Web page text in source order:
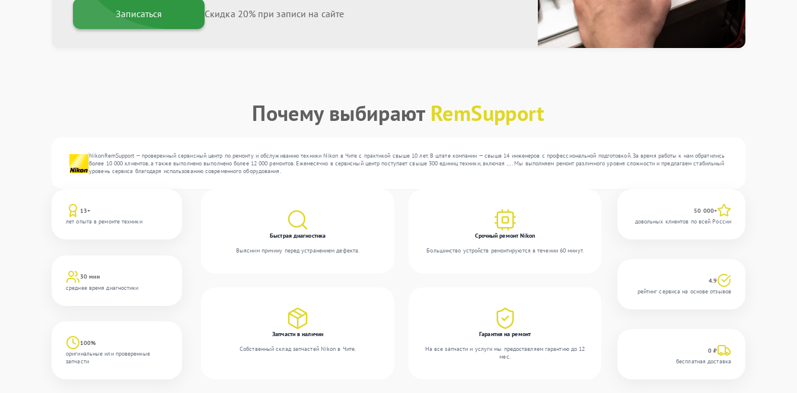
Записаться Скидка 20% при записи на сайте
Почему выбирают RemSupport
NikonRemSupport — проверенный сервисный центр по ремонту и обслуживанию техники Nikon в Чите с практикой свыше 10 лет. В штате компании — свыше 14 инженеров с профессиональной подготовкой. За время работы к нам обратились
более 10 000 клиентов, а также выполнено выполнено более 12 000 ремонтов. Ежемесячно в сервисный центр поступает свыше 300 единиц техники, включая , , . Мы выполняем ремонт различного уровня сложности и предлагаем стабильный
уровень сервиса благодаря использованию современного оборудования.
13+
лет опыта в ремонте техники
30 мин
среднее время диагностики
100%
оригинальные или проверенные
запчасти
Быстрая диагностика
Выясним причину перед устранением дефекта.
Срочный ремонт Nikon
Большинство устройств ремонтируются в течении 60 минут.
Запчасти в наличии
Собственный склад запчастей Nikon в Чите.
Гарантия на ремонт
На все запчасти и услуги мы предоставляем гарантию до 12
мес.
50 000+
довольных клиентов по всей России
4.9
рейтинг сервиса на основе отзывов
0 ₽
бесплатная доставка